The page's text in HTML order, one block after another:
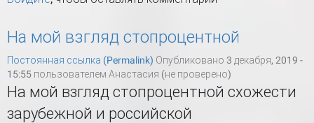
На мой взгляд стопроцентной
Постоянная ссылка (Permalink) Опубликовано 3 декабря, 2019 -
15:55 пользователем Анастасия (не проверено)
На мой взгляд стопроцентной схожести
зарубежной и российской